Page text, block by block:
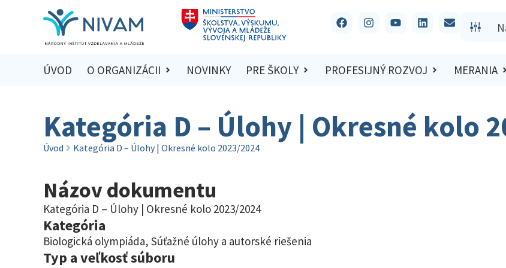
ÚVOD O ORGANIZÁCII NOVINKY PRE ŠKOLY PROFESIJNÝ ROZVOJ MERANIA
Kategória D – Úlohy | Okresné kolo
Úvod Kategória D – Úlohy | Okresné kolo 2023/2024
Názov dokumentu
Kategória D – Úlohy | Okresné kolo 2023/2024
Kategória
Biologická olympiáda, Súťažné úlohy a autorské riešenia
Typ a veľkosť súboru